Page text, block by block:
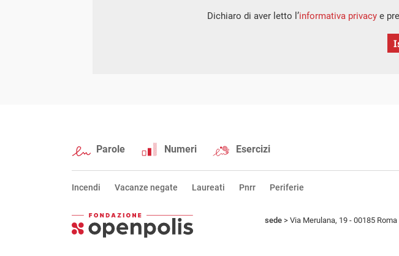
Dichiaro di aver letto l’informativa privacye
Parole Numeri Esercizi
Incendi Vacanze negate Laureati Pnrr Periferie
sede > Via Merulana, 19 - 00185 Roma